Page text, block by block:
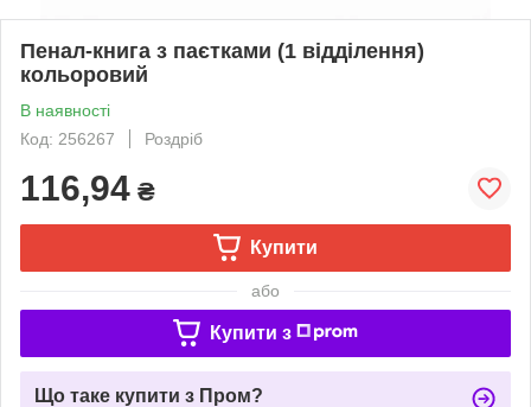
Пенал-книга з паєтками (1 відділення)
кольоровий
В наявності
Код: 256267
Роздріб
116,94 ₴
Купити
або
Купити з
Що таке купити з Пром?